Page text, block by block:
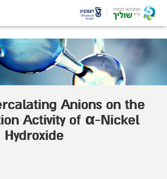
Anions on the
Activity of α-Nickel
Hydroxide